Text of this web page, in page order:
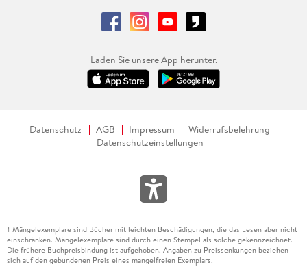
Laden Sie unsere App herunter.
Datenschutz AGB Impressum
Widerrufsbelehrung
Datenschutzeinstellungen
1 Mängelexemplare sind Bücher mit leichten Beschädigungen, die das Lesen aber nicht
einschränken. Mängelexemplare sind durch einen Stempel als solche gekennzeichnet.
Die frühere Buchpreisbindung ist aufgehoben. Angaben zu Preissenkungen beziehen
sich auf den gebundenen Preis eines mangelfreien Exemplars.